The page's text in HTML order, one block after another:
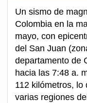
Un sismo de
Colombia en la
mayo, con
del San Juan
departamento de
hacia las 7:48 a.
112 kilómetros, lo
varias regiones